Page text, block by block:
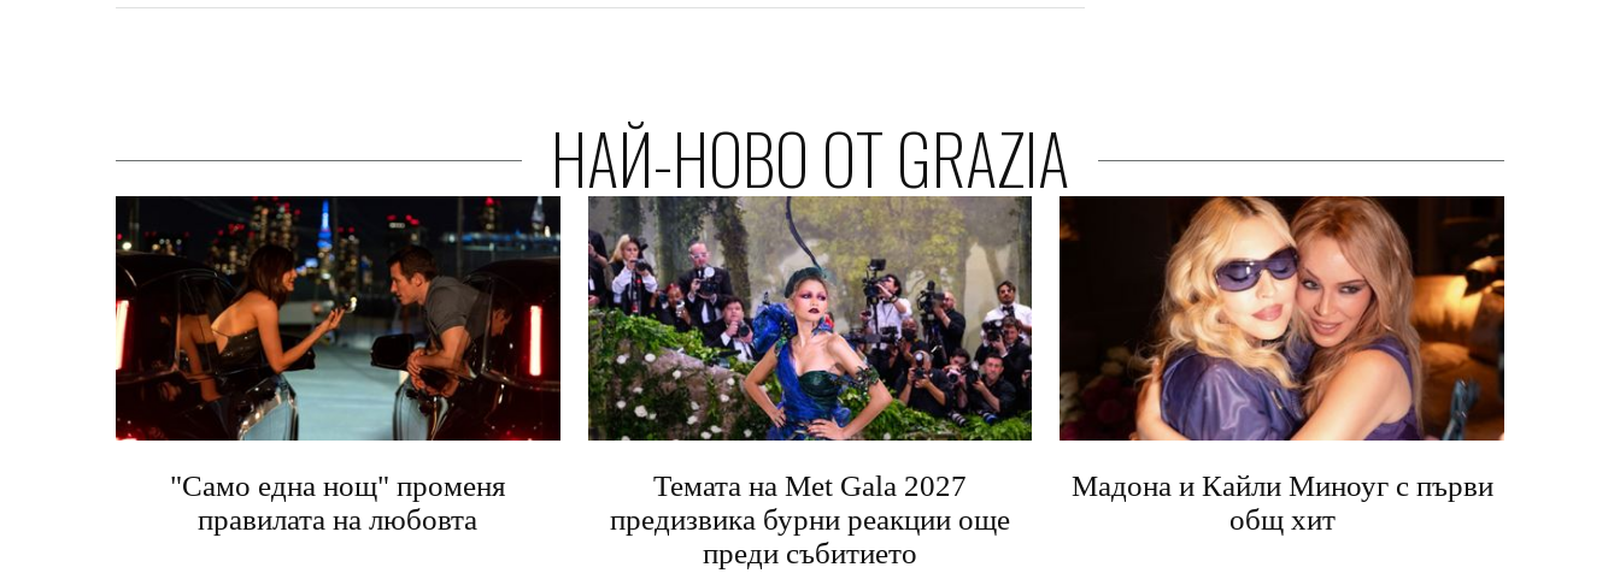
НАЙ-НОВО ОТ GRAZIA
"Само една нощ" променя
правилата на любовта
Темата на Met Gala 2027
предизвика бурни реакции още
преди събитието
Мадона и Кайли Миноуг с първи
общ хит